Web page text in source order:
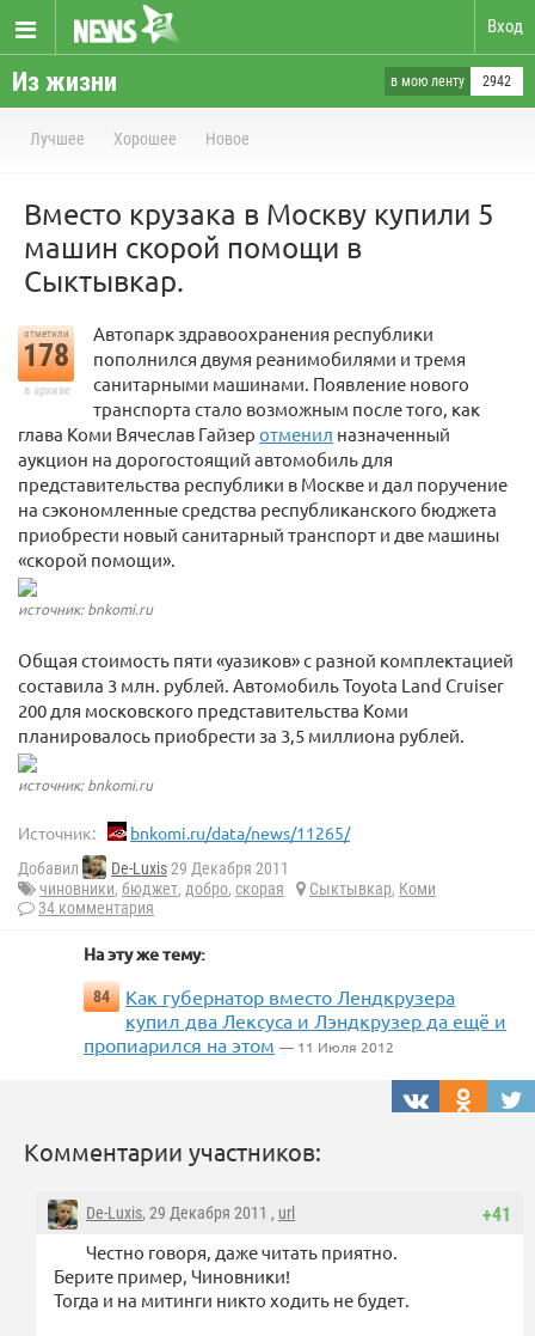
Вход
Из жизни в мою ленту 2942
Лучшее Хорошее Новое
Вместо крузака в Москву купили 5
машин скорой помощи в
Сыктывкар.
отметили
178
в архиве
Автопарк здравоохранения республики
пополнился двумя реанимобилями и тремя
санитарными машинами. Появление нового
транспорта стало возможным после того, как
глава Коми Вячеслав Гайзер отменил назначенный
аукцион на дорогостоящий автомобиль для
представительства республики в Москве и дал поручение
на сэкономленные средства республиканского бюджета
приобрести новый санитарный транспорт и две машины
«скорой помощи».
источник: bnkomi.ru
Общая стоимость пяти «уазиков» с разной комплектацией
составила 3 млн. рублей. Автомобиль Toyota Land Cruiser
200 для московского представительства Коми
планировалось приобрести за 3,5 миллиона рублей.
источник: bnkomi.ru
Источник: bnkomi.ru/data/news/11265/
Добавил De-Luxis29 Декабря 2011
чиновники, бюджет, добро, скорая Сыктывкар, Коми
34 комментария
На эту же тему:
84
Как губернатор вместо Лендкрузера
купил два Лексуса и Лэндкрузер да ещё и
пропиарился на этом — 11 Июля 2012
Комментарии участников:
+41
De-Luxis, 29 Декабря 2011 , url
Честно говоря, даже читать приятно.
Берите пример, Чиновники!
Тогда и на митинги никто ходить не будет.